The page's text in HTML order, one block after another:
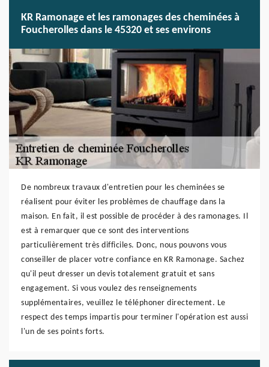
KR Ramonage et les ramonages des cheminées à
Foucherolles dans le 45320 et ses environs
De nombreux travaux d'entretien pour les cheminées se
réalisent pour éviter les problèmes de chauffage dans la
maison. En fait, il est possible de procéder à des ramonages. Il
est à remarquer que ce sont des interventions
particulièrement très difficiles. Donc, nous pouvons vous
conseiller de placer votre confiance en KR Ramonage. Sachez
qu'il peut dresser un devis totalement gratuit et sans
engagement. Si vous voulez des renseignements
supplémentaires, veuillez le téléphoner directement. Le
respect des temps impartis pour terminer l'opération est aussi
l'un de ses points forts.